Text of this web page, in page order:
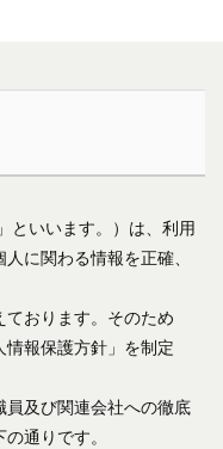
といいます。）は、利用
に関わる情報を正確、
おります。そのため
報保護方針」を制定
及び関連会社への徹底
通りです。